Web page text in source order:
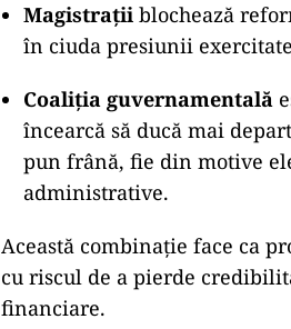
Magistrații blochează
în ciuda presiunii
Coaliția guvernamentală
încearcă să ducă mai
pun frână, fie din motive
administrative.
Această combinație face ca
cu riscul de a pierde
financiare.